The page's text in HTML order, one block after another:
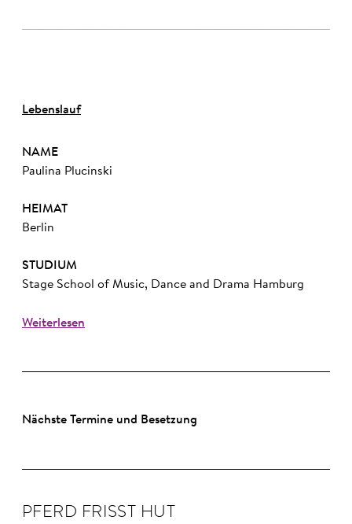
Lebenslauf
NAME
Paulina Plucinski
HEIMAT
Berlin
STUDIUM
Stage School of Music, Dance and Drama Hamburg
Weiterlesen
Nächste Termine und Besetzung
PFERD FRISST HUT